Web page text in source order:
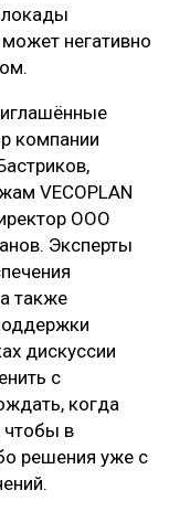
негативно
компании
VECOPLAN
ООО
Эксперты
также
дискуссии
с
когда
чтобы в
решения уже с